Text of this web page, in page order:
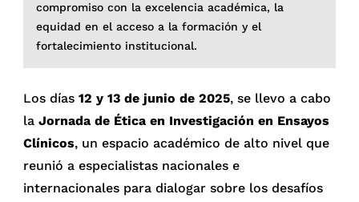
compromiso con la excelencia académica, la
equidad en el acceso a la formación y el
fortalecimiento institucional.
Los días12 y 13 de junio de 2025, se llevo a cabo
laJornada de Ética en Investigación en Ensayos
Clínicos, un espacio académico de alto nivel que
reunió a especialistas nacionales e
internacionales para dialogar sobre los desafíos